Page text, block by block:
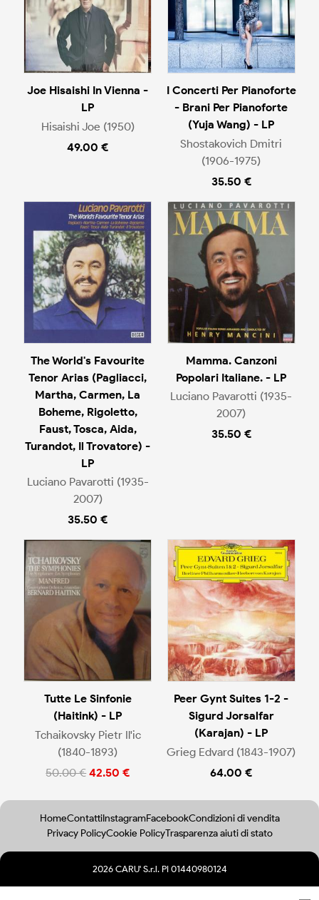
Joe Hisaishi In Vienna -
LP
Hisaishi Joe (1950)
49.00 €
I Concerti Per Pianoforte
- Brani Per Pianoforte
(Yuja Wang) - LP
Shostakovich Dmitri
(1906-1975)
35.50 €
The World's Favourite
Tenor Arias (Pagliacci,
Martha, Carmen, La
Boheme, Rigoletto,
Faust, Tosca, Aida,
Turandot, Il Trovatore) -
LP
Luciano Pavarotti (1935-
2007)
35.50 €
Mamma. Canzoni
Popolari Italiane. - LP
Luciano Pavarotti (1935-
2007)
35.50 €
Tutte Le Sinfonie
(Haitink) - LP
Tchaikovsky Pietr Il'ic
(1840-1893)
50.00 € 42.50 €
Peer Gynt Suites 1-2 -
Sigurd Jorsalfar
(Karajan) - LP
Grieg Edvard (1843-1907)
64.00 €
HomeContattiInstagramFacebookCondizioni di vendita
Privacy PolicyCookie PolicyTrasparenza aiuti di stato
2026 CARU' S.r.l. PI 01440980124